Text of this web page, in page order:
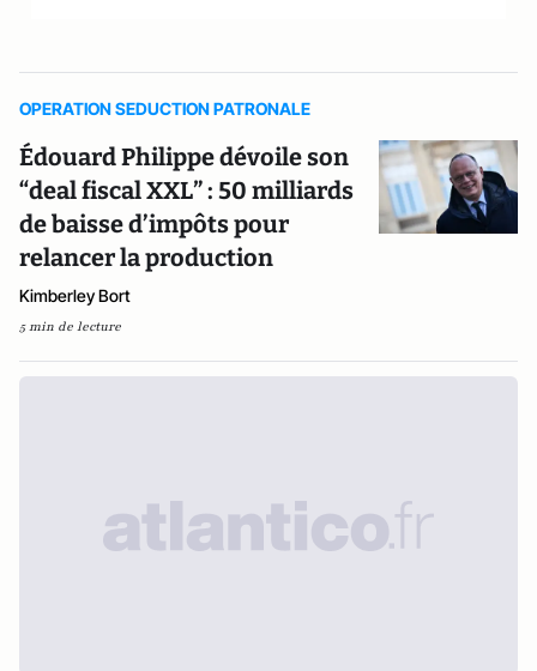
OPERATION SEDUCTION PATRONALE
Édouard Philippe dévoile son
“deal fiscal XXL” : 50 milliards
de baisse d’impôts pour
relancer la production
Kimberley Bort
5 min de lecture